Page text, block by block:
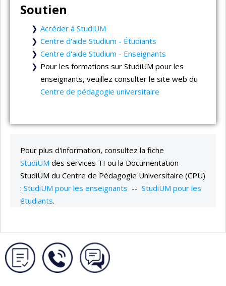
Soutien
Accéder à StudiUM
Centre d'aide Studium - Étudiants
Centre d'aide Studium - Enseignants
Pour les formations sur StudiUM pour les
enseignants, veuillez consulter le site web du
Centre de pédagogie universitaire
Pour plus d'information, consultez la fiche
StudiUM des services TI ou la Documentation
StudiUM du Centre de Pédagogie Universitaire (CPU)
: StudiUM pour les enseignants -- StudiUM pour les
étudiants.